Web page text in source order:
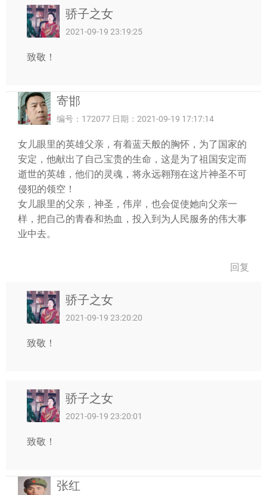
骄子之女
2021-09-19 23:19:25
致敬！
寄邯
编号：172077 日期：2021-09-19 17:17:14
女儿眼里的英雄父亲，有着蓝天般的胸怀，为了国家的
安定，他献出了自己宝贵的生命，这是为了祖国安定而
逝世的英雄，他们的灵魂，将永远翱翔在这片神圣不可
侵犯的领空！
女儿眼里的父亲，神圣，伟岸，也会促使她向父亲一
样，把自己的青春和热血，投入到为人民服务的伟大事
业中去。
回复
骄子之女
2021-09-19 23:20:20
致敬！
骄子之女
2021-09-19 23:20:01
致敬！
张红